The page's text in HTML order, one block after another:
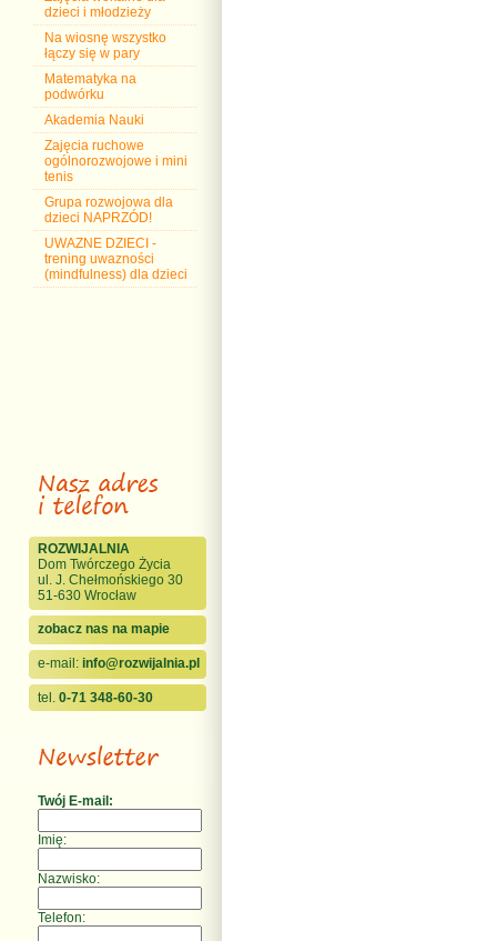
dzieci i młodzieży
Na wiosnę wszystko
łączy się w pary
Matematyka na
podwórku
Akademia Nauki
Zajęcia ruchowe
ogólnorozwojowe i mini
tenis
Grupa rozwojowa dla
dzieci NAPRZÓD!
UWAZNE DZIECI -
trening uwazności
(mindfulness) dla dzieci
ROZWIJALNIA
Dom Twórczego Życia
ul. J. Chełmońskiego 30
51-630 Wrocław
zobacz nas na mapie
e-mail: info@rozwijalnia.pl
tel. 0-71 348-60-30
Twój E-mail:
Imię:
Nazwisko:
Telefon: